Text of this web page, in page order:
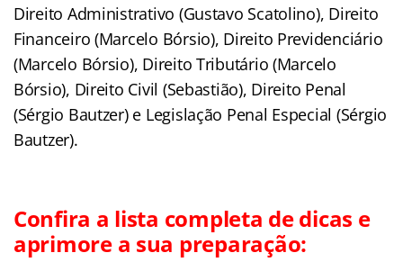
Direito Administrativo (Gustavo Scatolino), Direito
Financeiro (Marcelo Bórsio), Direito Previdenciário
(Marcelo Bórsio), Direito Tributário (Marcelo
Bórsio), Direito Civil (Sebastião), Direito Penal
(Sérgio Bautzer) e Legislação Penal Especial (Sérgio
Bautzer).
Confira a lista completa de dicas e
aprimore a sua preparação: